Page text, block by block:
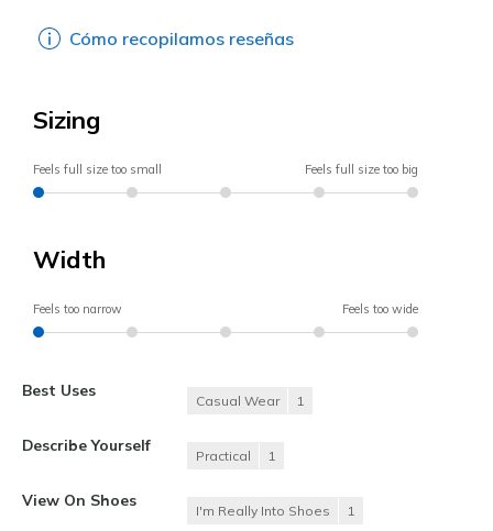
Cómo recopilamos reseñas
Sizing
Feels full size too small Feels full size too big
Width
Feels too narrow Feels too wide
Best Uses
Casual Wear 1
Describe Yourself
Practical 1
View On Shoes
I'm Really Into Shoes 1